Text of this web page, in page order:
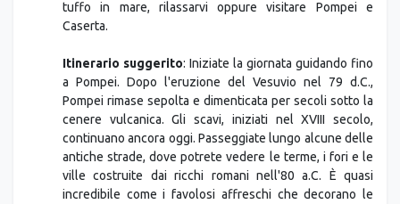
Caserta.
a Pompei. Dopo l'eruzione del Vesuvio nel 79 d.C.,
Pompei rimase sepolta e dimenticata per secoli sotto la
cenere vulcanica. Gli scavi, iniziati nel XVIII secolo,
continuano ancora oggi. Passeggiate lungo alcune delle
antiche strade, dove potrete vedere le terme, i fori e le
ville costruite dai ricchi romani nell'80 a.C. È quasi
incredibile come i favolosi affreschi che decorano le
pareti e i pavimenti delle ville siano stati conservati. Nel